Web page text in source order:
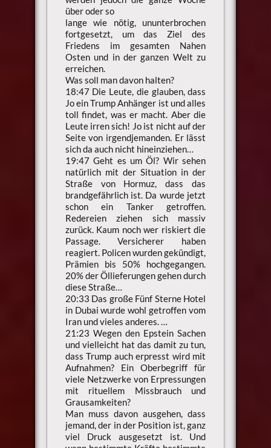
über oder so
lange wie nötig, ununterbrochen
fortgesetzt, um das Ziel des
Friedens im gesamten Nahen
Osten und in der ganzen Welt zu
erreichen.
Was soll man davon halten?
18:47 Die Leute, die glauben, dass
Jo ein Trump Anhänger ist und alles
toll findet, was er macht. Aber die
Leute irren sich! Jo ist nicht auf der
Seite von irgendjemanden. Er lässt
sich da auch nicht hineinziehen…
19:47 Geht es um Öl? Wir sehen
natürlich mit der Situation in der
Straße von Hormuz, dass das
brandgefährlich ist. Da wurde jetzt
schon ein Tanker getroffen.
Redereien ziehen sich massiv
zurück. Kaum noch wer riskiert die
Passage. Versicherer haben
reagiert. Policen wurden gekündigt,
Prämien bis 50% hochgegangen.
20% der Öllieferungen gehen durch
diese Straße…
20:33 Das große Fünf Sterne Hotel
in Dubai wurde wohl getroffen vom
Iran und vieles anderes. …
21:23 Wegen den Epstein Sachen
und vielleicht hat das damit zu tun,
dass Trump auch erpresst wird mit
Aufnahmen? Ein Oberbegriff für
viele Netzwerke von Erpressungen
mit rituellem Missbrauch und
Grausamkeiten?
Man muss davon ausgehen, dass
jemand, der in der Position ist, ganz
viel Druck ausgesetzt ist. Und